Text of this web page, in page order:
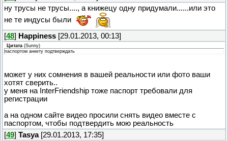
ну трусы не трусы...., а книжецу одну придумали......или это
не те индусы были
[48] Happiness [29.01.2013, 00:13]
Цитата (Sunny)
паспортом анкету подтверждать
может у них сомнения в вашей реальности или фото ваши
хотят сверить..
у меня на InterFriendship тоже паспорт требовали для
регистрации
а на одном сайте видео просили снять видео вместе с
паспортом, чтобы подтвердить мою реальность
[49] Tasya[29.01.2013, 17:35]